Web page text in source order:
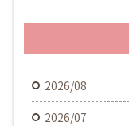
2026/08
2026/07